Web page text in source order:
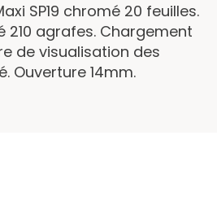
SP19 chromé 20 feuilles.
210 agrafes. Chargement
de visualisation des
Ouverture 14mm.